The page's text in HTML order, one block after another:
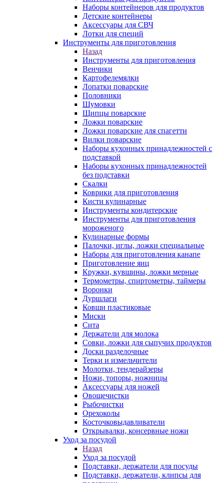
Наборы контейнеров для продуктов
Детские контейнеры
Аксессуары для СВЧ
Лотки для специй
Инструменты для приготовления
Назад
Инструменты для приготовления
Венчики
Картофелемялки
Лопатки поварские
Половники
Шумовки
Щипцы поварские
Ложки поварские
Ложки поварские для спагетти
Вилки поварские
Наборы кухонных принадлежностей с
подставкой
Наборы кухонных принадлежностей
без подставки
Скалки
Коврики для приготовления
Кисти кулинарные
Инструменты кондитерские
Инструменты для приготовления
мороженого
Кулинарные формы
Палочки, иглы, ложки специальные
Наборы для приготовления канапе
Приготовление яиц
Кружки, кувшины, ложки мерные
Термометры, спиртометры, таймеры
Воронки
Дуршлаги
Ковши пластиковые
Миски
Сита
Держатели для молока
Совки, ложки для сыпучих продуктов
Доски разделочные
Терки и измельчители
Молотки, тендерайзеры
Ножи, топоры, ножницы
Аксессуары для ножей
Овощечистки
Рыбочистки
Орехоколы
Косточковыдавливатели
Открывалки, консервные ножи
Уход за посудой
Назад
Уход за посудой
Подставки, держатели для посуды
Подставки, держатели, клипсы для